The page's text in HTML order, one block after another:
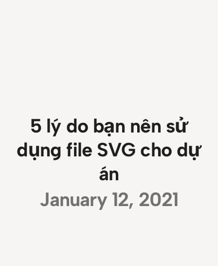
5 lý do bạn nên sử
dụng file SVG cho dự
án
January 12, 2021